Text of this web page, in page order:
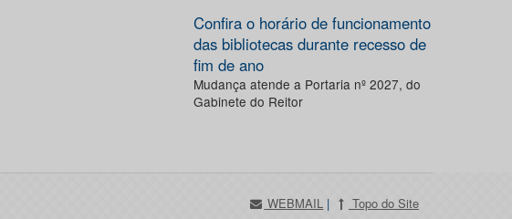
Confira o horário de funcionamento
das bibliotecas durante recesso de
fim de ano
Mudança atende a Portaria nº 2027, do
Gabinete do Reitor
WEBMAIL | Topo do Site